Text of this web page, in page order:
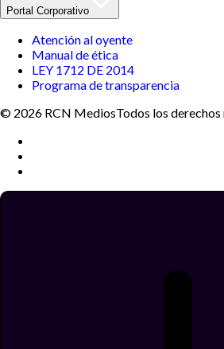
Portal Corporativo
Atención al oyente
Manual de ética
LEY 1712 DE 2014
Programa de transparencia
© 2026 RCN MediosTodos los